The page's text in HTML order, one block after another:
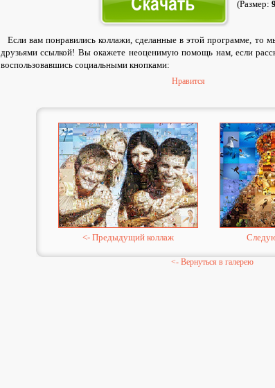
(Размер:
Если вам понравились коллажи, сделанные в этой программе, то
друзьями ссылкой! Вы окажете неоценимую помощь нам, если
воспользовавшись социальными кнопками:
Нравится
<- Предыдущий коллаж
<- Вернуться в галерею